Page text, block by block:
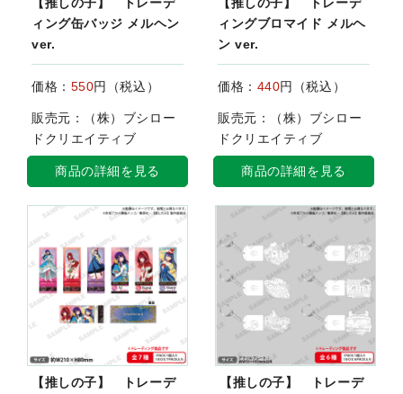
ィング缶バッジ メルヘン
ver.
価格： 550円（税込）
販売元：（株）ブシロー
ドクリエイティブ
商品の詳細を見る
ィングブロマイド メルヘ
ン ver.
価格： 440円（税込）
販売元：（株）ブシロー
ドクリエイティブ
商品の詳細を見る
【推しの子】 トレーデ
【推しの子】 トレーデ